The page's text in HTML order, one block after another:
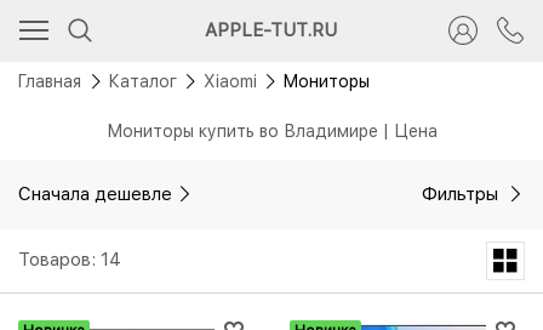
APPLE-TUT.RU
Главная Каталог Xiaomi Мониторы
Мониторы купить во Владимире | Цена
Сначала дешевле Фильтры
Товаров: 14